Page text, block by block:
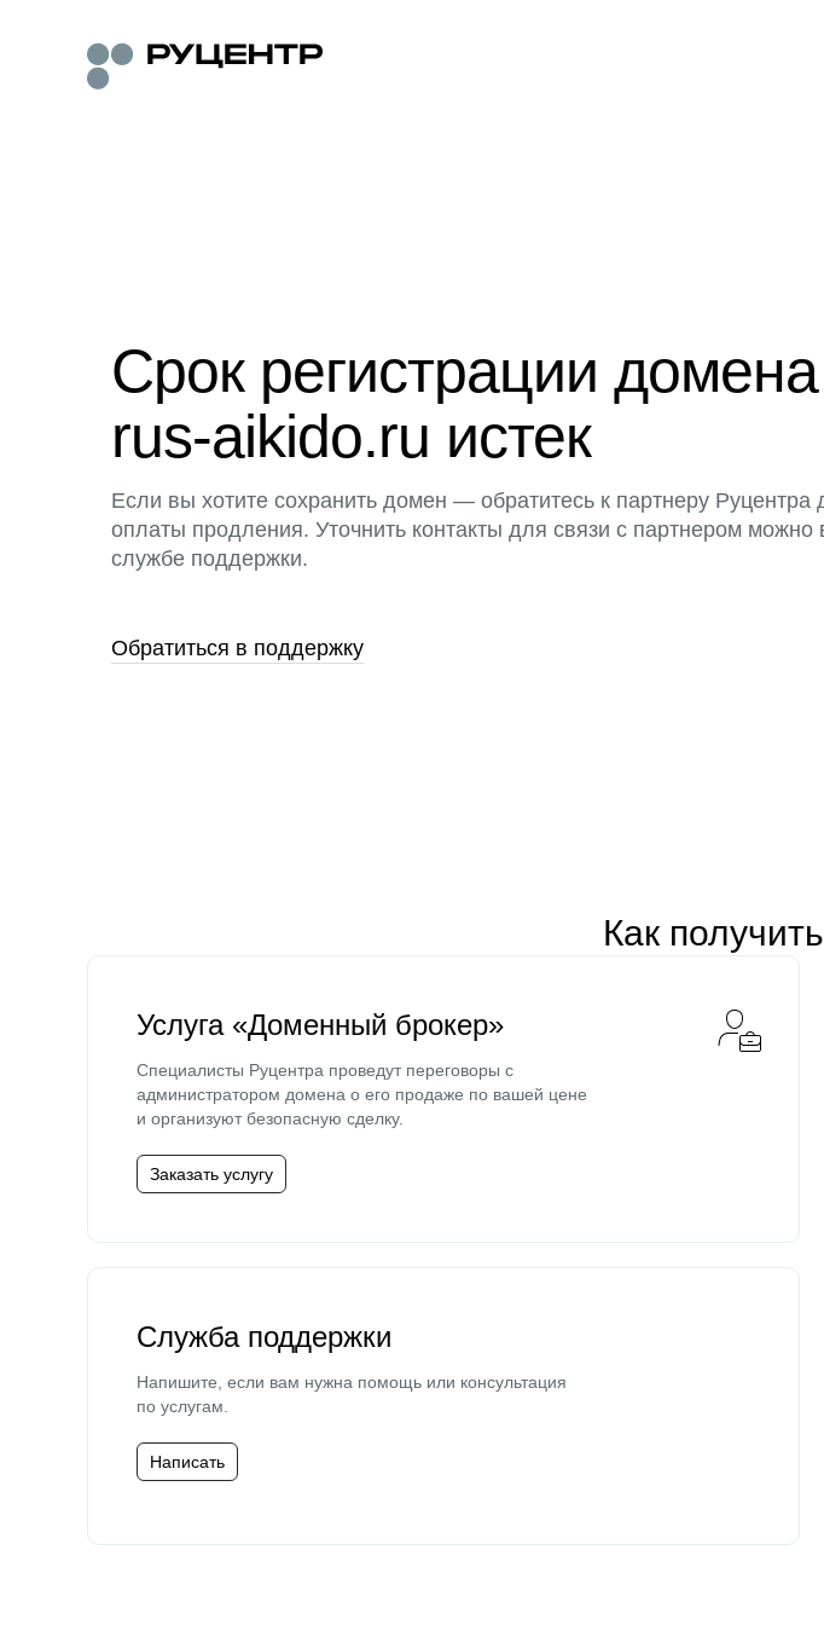
Срок регистрации домена
rus-aikido.ru истек
Если вы хотите сохранить домен — обратитесь к партнеру Руцентра
оплаты продления. Уточнить контакты для связи с партнером можно
службе поддержки.
Обратиться в поддержку
Как
Услуга «Доменный брокер»
Специалисты Руцентра проведут переговоры с
администратором домена о его продаже по вашей цене
и организуют безопасную сделку.
Заказать услугу
Служба поддержки
Напишите, если вам нужна помощь или консультация
по услугам.
Написать